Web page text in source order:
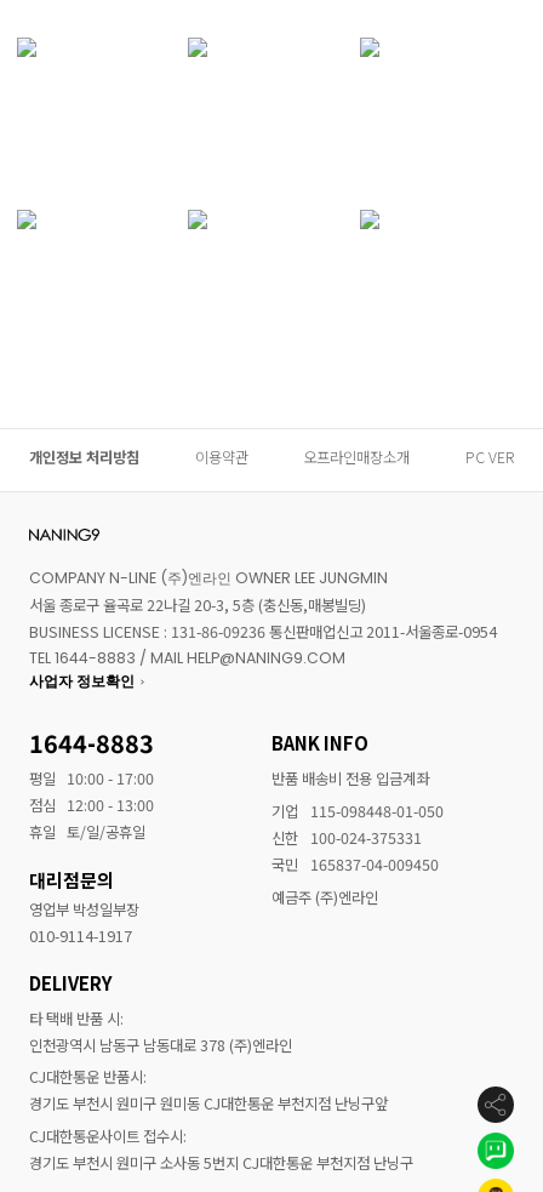
개인정보 처리방침 이용약관 오프라인매장소개 PC VER
COMPANY N-LINE (주)엔라인 OWNER LEE JUNGMIN
서울 종로구 율곡로 22나길 20-3, 5층 (충신동,매봉빌딩)
BUSINESS LICENSE : 131-86-09236 통신판매업신고 2011-서울종로-0954
TEL 1644-8883 / MAIL HELP@NANING9.COM
사업자 정보확인
1644-8883
평일
10:00 - 17:00
점심
12:00 - 13:00
휴일 토/일/공휴일
대리점문의
영업부 박성일부장
010-9114-1917
BANK INFO
반품 배송비 전용 입금계좌
기업
115-098448-01-050
신한
100-024-375331
국민
165837-04-009450
예금주 (주)엔라인
DELIVERY
타 택배 반품 시:
인천광역시 남동구 남동대로 378 (주)엔라인
CJ대한통운 반품시:
경기도 부천시 원미구 원미동 CJ대한통운 부천지점 난닝구앞
CJ대한통운사이트 접수시:
경기도 부천시 원미구 소사동 5번지 CJ대한통운 부천지점 난닝구